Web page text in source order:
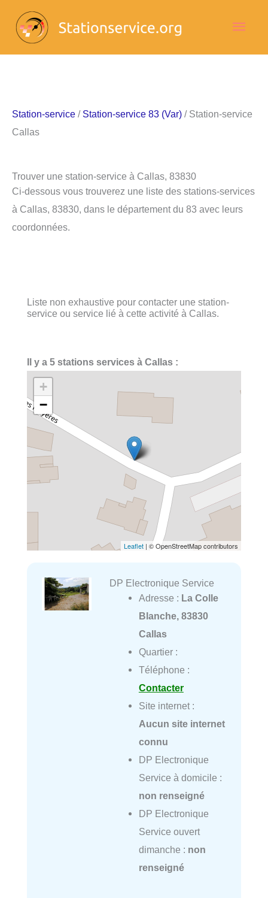
contenu
Station-service / Station-service 83 (Var) / Station-service
Callas
Trouver une station-service à Callas, 83830
Ci-dessous vous trouverez une liste des stations-services
à Callas, 83830, dans le département du 83 avec leurs
coordonnées.
Liste non exhaustive pour contacter une station-
service ou service lié à cette activité à Callas.
Il y a 5 stations services à Callas :
+
−
Leaflet | © OpenStreetMap contributors
DP Electronique Service
Adresse : La Colle
Blanche, 83830
Callas
Quartier :
Téléphone :
Contacter
Site internet :
Aucun site internet
connu
DP Electronique
Service à domicile :
non renseigné
DP Electronique
Service ouvert
dimanche : non
renseigné